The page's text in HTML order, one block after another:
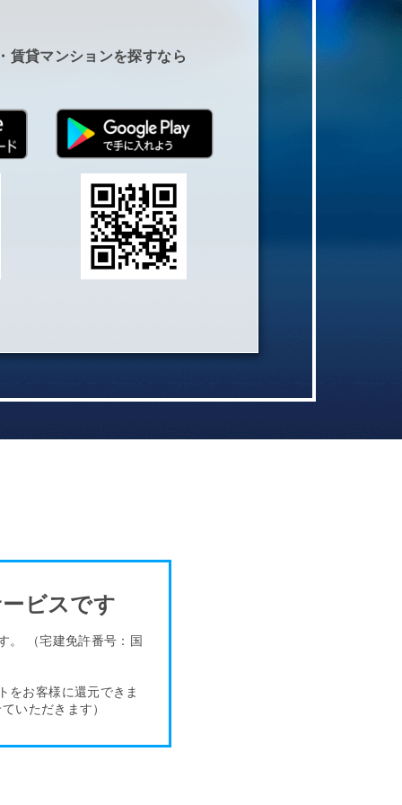
賃貸マンションを探すなら
ビスです
。 （宅建免許番号：国
をお客様に還元できま
いただきます）